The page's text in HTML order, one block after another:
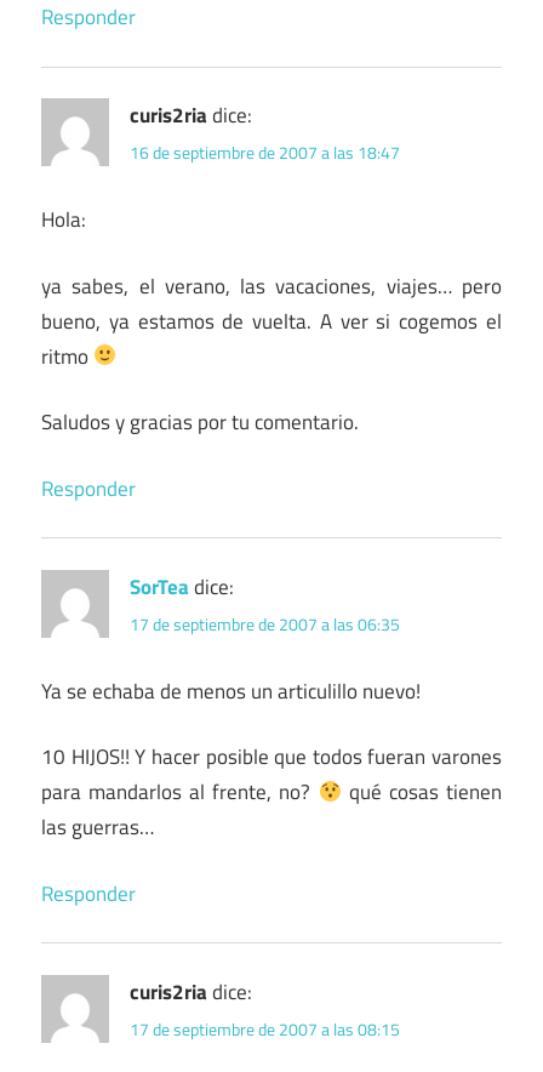
Responder
curis2riadice:
16 de septiembre de 2007 a las 18:47
Hola:
ya sabes, el verano, las vacaciones, viajes… pero
bueno, ya estamos de vuelta. A ver si cogemos el
ritmo
Saludos y gracias por tu comentario.
Responder
SorTeadice:
17 de septiembre de 2007 a las 06:35
Ya se echaba de menos un articulillo nuevo!
10 HIJOS!! Y hacer posible que todos fueran varones
para mandarlos al frente, no?
qué cosas tienen
las guerras…
Responder
curis2riadice:
17 de septiembre de 2007 a las 08:15